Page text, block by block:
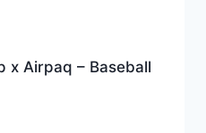
x Airpaq – Baseball